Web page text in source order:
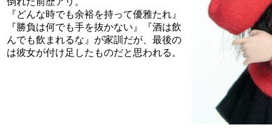
『どんな時でも余裕を持って優雅たれ』
『勝負は何でも手を抜かない』『酒は飲
んでも飲まれるな』が家訓だが、最後の
は彼女が付け足したものだと思われる。